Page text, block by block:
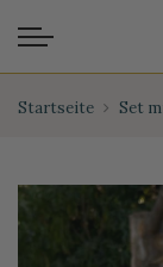
Startseite Set